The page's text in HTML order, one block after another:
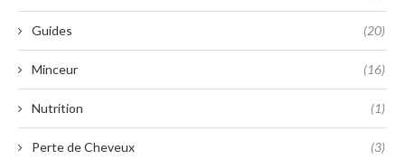
Guides (20)
Minceur (16)
Nutrition (1)
Perte de Cheveux (3)